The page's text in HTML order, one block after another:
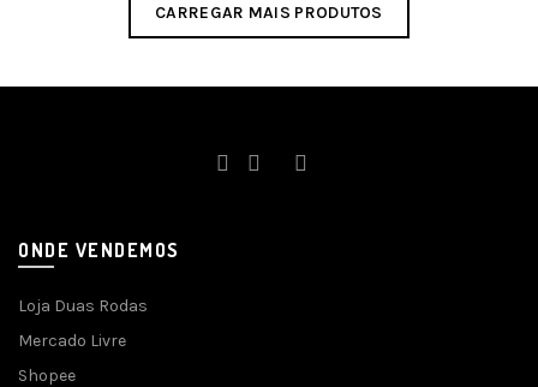
CARREGAR MAIS PRODUTOS
ONDE VENDEMOS
Loja Duas Rodas
Mercado Livre
Shopee